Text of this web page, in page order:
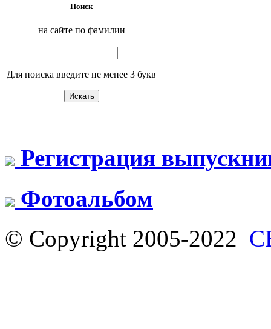
Поиск
на сайте по фамилии
Для поиска введите не менее 3 букв
Регистрация
Фотоальбом
© Copyright 2005-2022